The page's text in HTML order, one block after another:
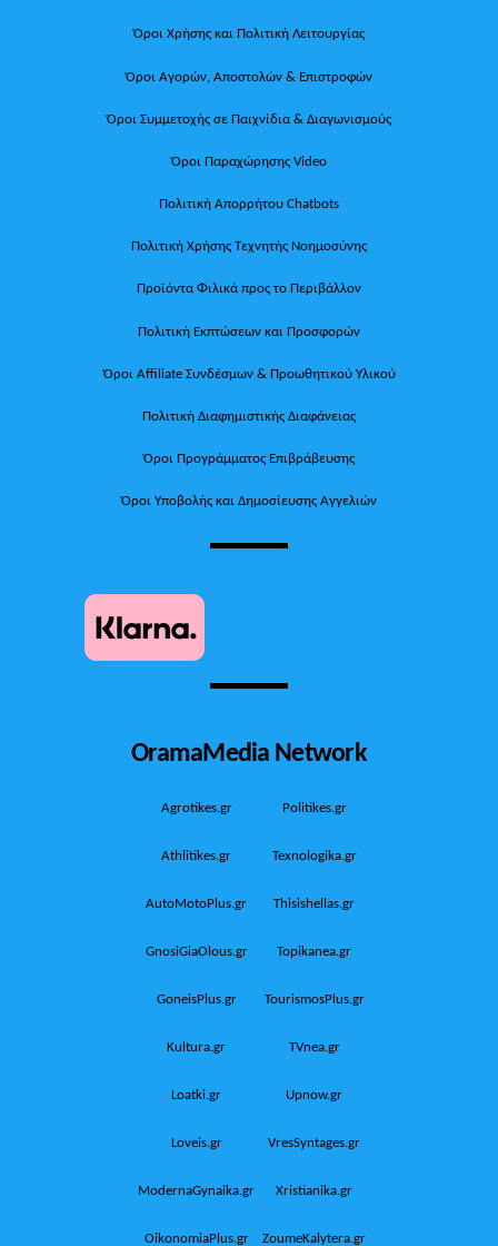
Όροι Χρήσης και Πολιτική Λειτουργίας
Όροι Αγορών, Αποστολών & Επιστροφών
Όροι Συμμετοχής σε Παιχνίδια & Διαγωνισμούς
Όροι Παραχώρησης Video
Πολιτική Απορρήτου Chatbots
Πολιτική Χρήσης Τεχνητής Νοημοσύνης
Προϊόντα Φιλικά προς το Περιβάλλον
Πολιτική Εκπτώσεων και Προσφορών
Όροι Affiliate Συνδέσμων & Προωθητικού Υλικού
Πολιτική Διαφημιστικής Διαφάνειας
Όροι Προγράμματος Επιβράβευσης
Όροι Υποβολής και Δημοσίευσης Αγγελιών
OramaMedia Network
Agrotikes.gr Politikes.gr
Athlitikes.gr Texnologika.gr
AutoMotoPlus.gr Thisishellas.gr
GnosiGiaOlous.gr Topikanea.gr
GoneisPlus.gr TourismosPlus.gr
Kultura.gr TVnea.gr
Loatki.gr Upnow.gr
Loveis.gr VresSyntages.gr
ModernaGynaika.gr Xristianika.gr
OikonomiaPlus.gr ZoumeKalytera.gr